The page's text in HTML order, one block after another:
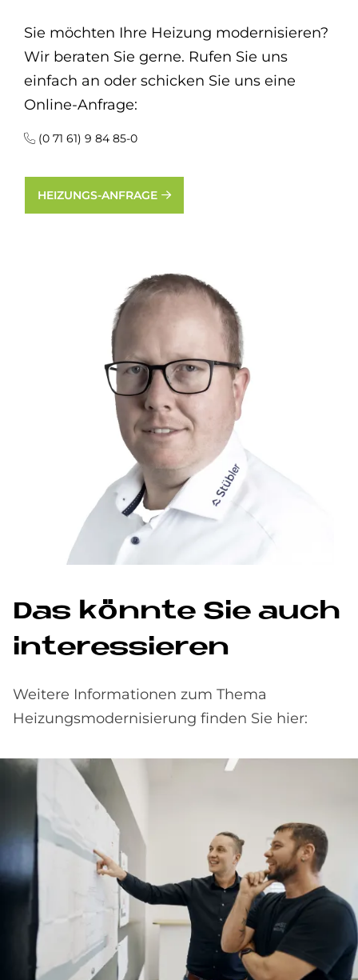
Sie möchten Ihre Heizung modernisieren?
Wir beraten Sie gerne. Rufen Sie uns
einfach an oder schicken Sie uns eine
Online-Anfrage:
(0 71 61) 9 84 85-0
HEIZUNGS-ANFRAGE
Das könn­te Sie auch
in­ter­es­sie­ren
Weitere Informationen zum Thema
Heizungsmodernisierung finden Sie hier: